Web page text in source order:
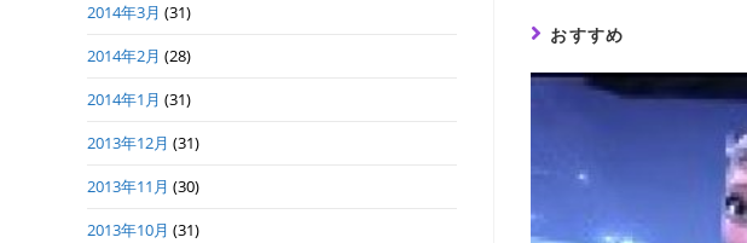
おすすめ
2014年3月 (31)
2014年2月 (28)
2014年1月 (31)
2013年12月 (31)
2013年11月 (30)
2013年10月 (31)